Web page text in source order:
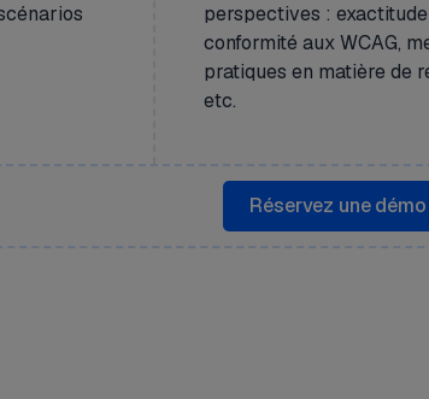
perspectives :
conformité aux WCAG,
pratiques en matière de
etc.
Réservez une démo